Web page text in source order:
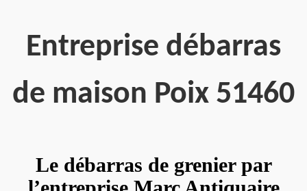
Entreprise débarras
de maison Poix 51460
Le débarras de grenier par